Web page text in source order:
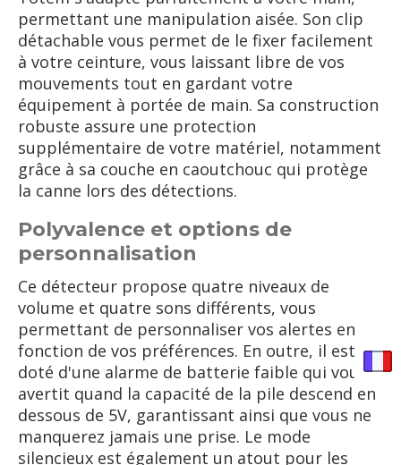
permettant une manipulation aisée. Son clip
détachable vous permet de le fixer facilement
à votre ceinture, vous laissant libre de vos
mouvements tout en gardant votre
équipement à portée de main. Sa construction
robuste assure une protection
supplémentaire de votre matériel, notamment
grâce à sa couche en caoutchouc qui protège
la canne lors des détections.
Polyvalence et options de
personnalisation
Ce détecteur propose quatre niveaux de
volume et quatre sons différents, vous
permettant de personnaliser vos alertes en
fonction de vos préférences. En outre, il est
doté d'une alarme de batterie faible qui vous
avertit quand la capacité de la pile descend en
dessous de 5V, garantissant ainsi que vous ne
manquerez jamais une prise. Le mode
silencieux est également un atout pour les